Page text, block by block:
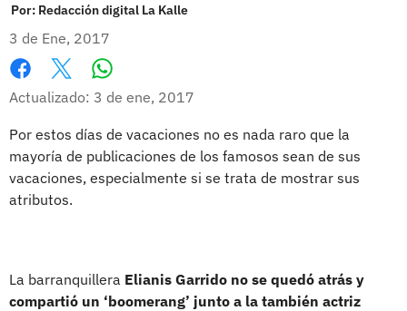
Por: Redacción digital La Kalle
3 de Ene, 2017
Facebook
X
Actualizado: 3 de ene, 2017
Por estos días de vacaciones no es nada raro que la
mayoría de publicaciones de los famosos sean de sus
vacaciones, especialmente si se trata de mostrar sus
atributos.
La barranquillera Elianis Garrido no se quedó atrás y
compartió un ‘boomerang’ junto a la también actriz